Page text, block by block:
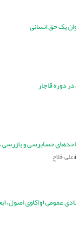
یک حق انسانی
دوره قاجار
حسابرسی و بازرسی
علی فلاح
عمومی (واکاوی اصول،